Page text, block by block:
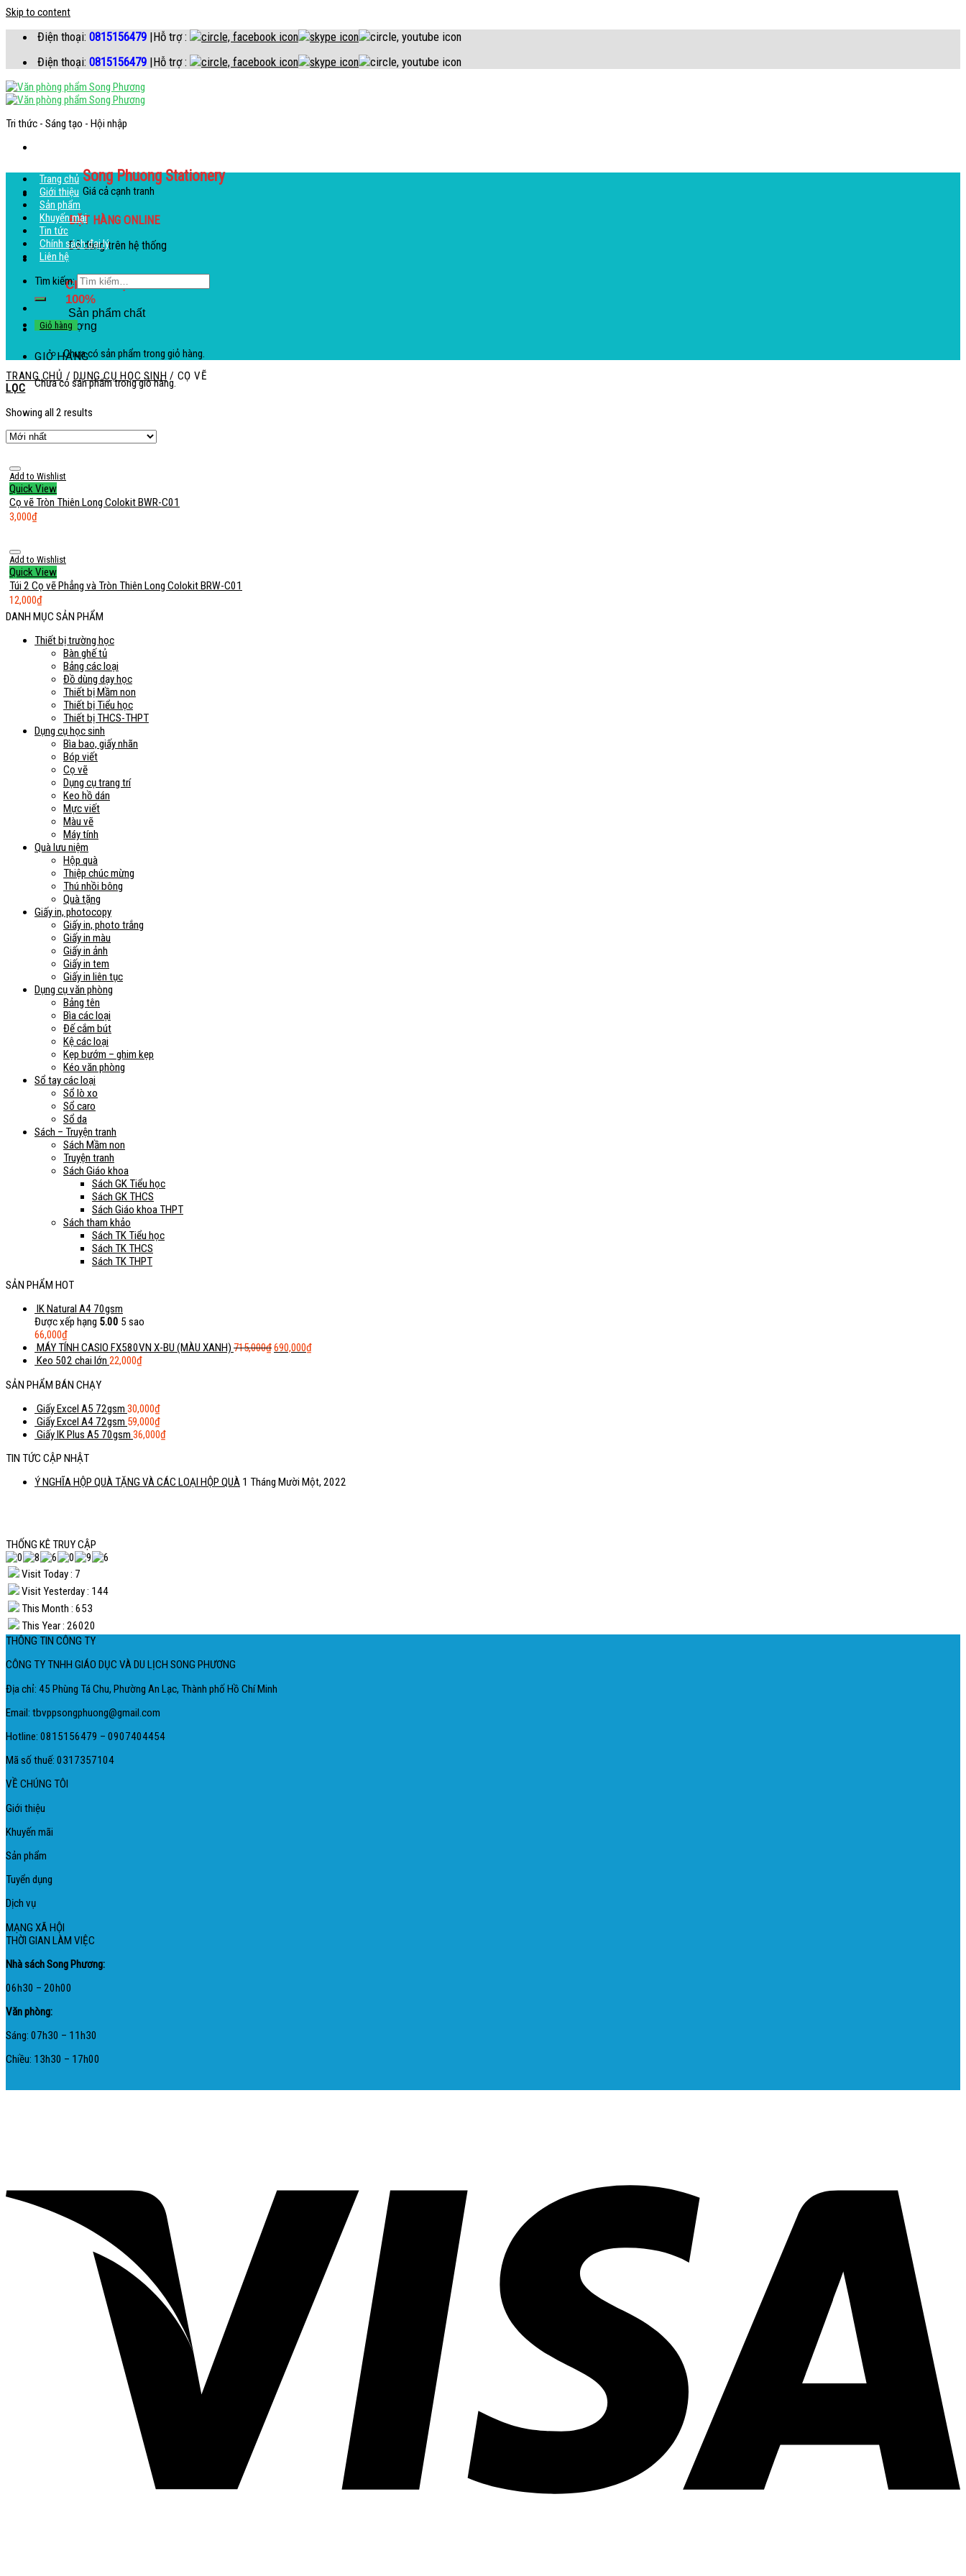
Skip to content
Điện thoại: 0815156479 |Hỗ trợ :
Điện thoại: 0815156479 |Hỗ trợ :
Tri thức - Sáng tạo - Hội nhập
Song Phuong Stationery
Giá cả cạnh tranh
ĐẶT HÀNG ONLINE
Dễ dàng trên hệ thống
CHẤT LƯỢNG
100%
Sản phẩm chất
lượng
GIỎ HÀNG
Chưa có sản phẩm trong giỏ hàng.
Trang chủ
Giới thiệu
Sản phẩm
Khuyến mại
Tin tức
Chính sách đại lý
Liên hệ
Tìm kiếm:
Giỏ hàng
Chưa có sản phẩm trong giỏ hàng.
TRANG CHỦ / DỤNG CỤ HỌC SINH / CỌ VẼ
LỌC
Showing all 2 results
Add to Wishlist
Quick View
Cọ vẽ Tròn Thiên Long Colokit BWR-C01
3,000₫
Add to Wishlist
Quick View
Túi 2 Cọ vẽ Phẳng và Tròn Thiên Long Colokit BRW-C01
12,000₫
DANH MỤC SẢN PHẨM
Thiết bị trường học
Bàn ghế tủ
Bảng các loại
Đồ dùng dạy học
Thiết bị Mầm non
Thiết bị Tiểu học
Thiết bị THCS-THPT
Dụng cụ học sinh
Bìa bao, giấy nhãn
Bóp viết
Cọ vẽ
Dụng cụ trang trí
Keo hồ dán
Mực viết
Màu vẽ
Máy tính
Quà lưu niệm
Hộp quà
Thiệp chúc mừng
Thú nhồi bông
Quà tặng
Giấy in, photocopy
Giấy in, photo trắng
Giấy in màu
Giấy in ảnh
Giấy in tem
Giấy in liên tục
Dụng cụ văn phòng
Bảng tên
Bìa các loại
Đế cắm bút
Kệ các loại
Kẹp bướm – ghim kẹp
Kéo văn phòng
Sổ tay các loại
Sổ lò xo
Sổ caro
Sổ da
Sách – Truyện tranh
Sách Mầm non
Truyện tranh
Sách Giáo khoa
Sách GK Tiểu học
Sách GK THCS
Sách Giáo khoa THPT
Sách tham khảo
Sách TK Tiểu học
Sách TK THCS
Sách TK THPT
SẢN PHẨM HOT
IK Natural A4 70gsm
Được xếp hạng 5.00 5 sao
66,000₫
MÁY TÍNH CASIO FX580VN X-BU (MÀU XANH) 715,000₫690,000₫
Keo 502 chai lớn 22,000₫
SẢN PHẨM BÁN CHẠY
Giấy Excel A5 72gsm 30,000₫
Giấy Excel A4 72gsm 59,000₫
Giấy IK Plus A5 70gsm 36,000₫
TIN TỨC CẬP NHẬT
Ý NGHĨA HỘP QUÀ TẶNG VÀ CÁC LOẠI HỘP QUÀ 1 Tháng Mười Một, 2022
THỐNG KÊ TRUY CẬP
Visit Today : 7
Visit Yesterday : 144
This Month : 653
This Year : 26020
THÔNG TIN CÔNG TY
CÔNG TY TNHH GIÁO DỤC VÀ DU LỊCH SONG PHƯƠNG
Địa chỉ: 45 Phùng Tá Chu, Phường An Lạc, Thành phố Hồ Chí Minh
Email: tbvppsongphuong@gmail.com
Hotline: 0815156479 – 0907404454
Mã số thuế: 0317357104
VỀ CHÚNG TÔI
Giới thiệu
Khuyến mãi
Sản phẩm
Tuyển dụng
Dịch vụ
MẠNG XÃ HỘI
THỜI GIAN LÀM VIỆC
Nhà sách Song Phương:
06h30 – 20h00
Văn phòng:
Sáng: 07h30 – 11h30
Chiều: 13h30 – 17h00